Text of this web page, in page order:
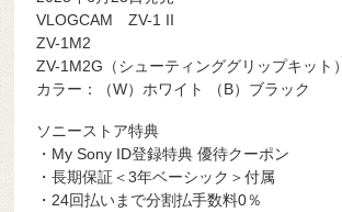
VLOGCAM ZV-1 II
ZV-1M2
ZV-1M2G（シューティンググリップキット）
カラー：（W）ホワイト （B）ブラック
ソニーストア特典
・My Sony ID登録特典 優待クーポン
・長期保証＜3年ベーシック＞付属
・24回払いまで分割払手数料0％